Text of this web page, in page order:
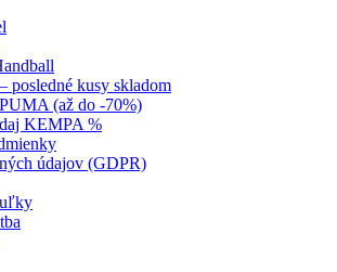
posledné kusy skladom
(až do -70%)
KEMPA %
údajov (GDPR)